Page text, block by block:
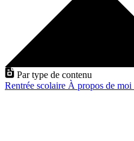
Par type de contenu
Rentrée scolaire À propos de moi